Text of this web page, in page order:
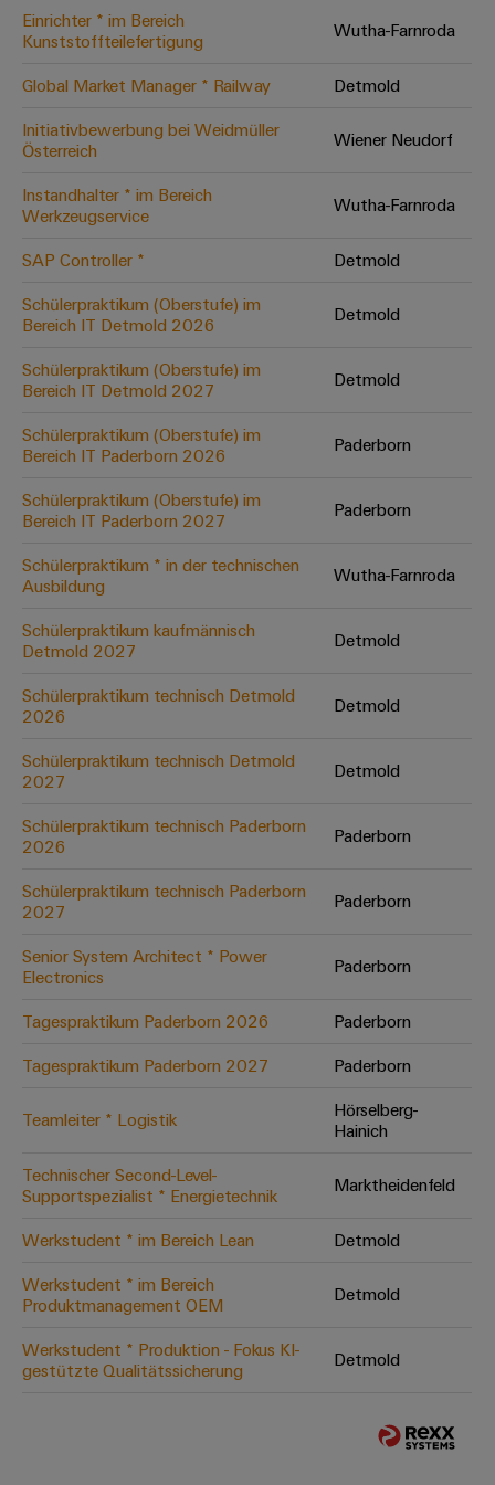
Modifizierte
und
bestückte
Kundenspezifische
Kabelkonfektionierung
Praxisnahe
Unsere Neuheiten
im Bereich
Digital
neuen Niveau
Einrichter * im Bereich
Kunststoffteilefertigung
Wutha-Farnroda
Global Market Manager * Railway
Detmold
Initiativbewerbung bei Weidmüller
Österreich
Wiener Neudorf
Instandhalter * im Bereich
Werkzeugservice
Wutha-Farnroda
SAP Controller *
Detmold
Schülerpraktikum (Oberstufe) im
Bereich IT Detmold 2026
Detmold
Schülerpraktikum (Oberstufe) im
Bereich IT Detmold 2027
Detmold
Schülerpraktikum (Oberstufe) im
Bereich IT Paderborn 2026
Paderborn
Schülerpraktikum (Oberstufe) im
Bereich IT Paderborn 2027
Paderborn
Schülerpraktikum * in der technischen
Ausbildung
Wutha-Farnroda
Schülerpraktikum kaufmännisch
Detmold 2027
Detmold
Schülerpraktikum technisch Detmold
2026
Detmold
Schülerpraktikum technisch Detmold
2027
Detmold
Schülerpraktikum technisch Paderborn
2026
Paderborn
Schülerpraktikum technisch Paderborn
2027
Paderborn
Senior System Architect * Power
Electronics
Paderborn
Tagespraktikum Paderborn 2026
Paderborn
Tagespraktikum Paderborn 2027
Paderborn
Teamleiter * Logistik
Hörselberg-
Hainich
Technischer Second-Level-
Supportspezialist * Energietechnik
Marktheidenfeld
Werkstudent * im Bereich Lean
Detmold
Werkstudent * im Bereich
Produktmanagement OEM
Detmold
Werkstudent * Produktion - Fokus KI-
gestützte Qualitätssicherung
Detmold